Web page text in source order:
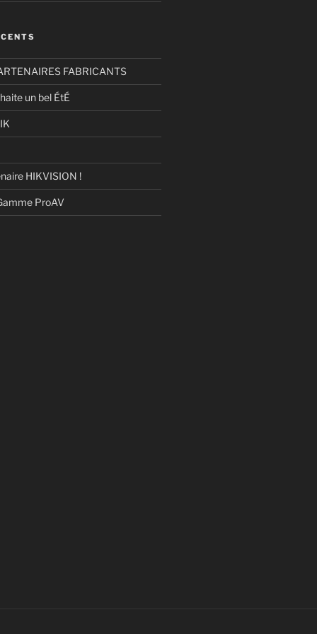
FABRICANTS
un bel ÉtÉ
HIKVISION !
ProAV